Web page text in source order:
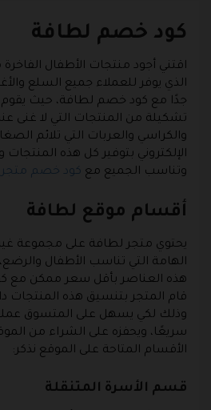
كود خصم لطافة
اقتني أجود منتجات الأطفال
الذي يوفر للعملاء جميع السلع
جدًا مع كود خصم لطافة، حيث يقوم
تشكيلة من المنتجات التي لا غنى
والكراسي والعربات التي تلائم
الإلكتروني بتوفير كل هذه
وتناسب الجميع مع كود خصم متجر
أقسام موقع لطافة
يحتوي متجر لطافة على مجموعة
الهامة التي تناسب الأطفال
هذه العناصر بأقل سعر ممكن مع
قام المتجر بتنسيق هذه المنتجات
وذلك لكي يسهل على المتسوق
سريعًا، ويحفزه على الشراء من
الأقسام المتاحة على الموقع نذكر:
قسم الأسرة المتنقلة